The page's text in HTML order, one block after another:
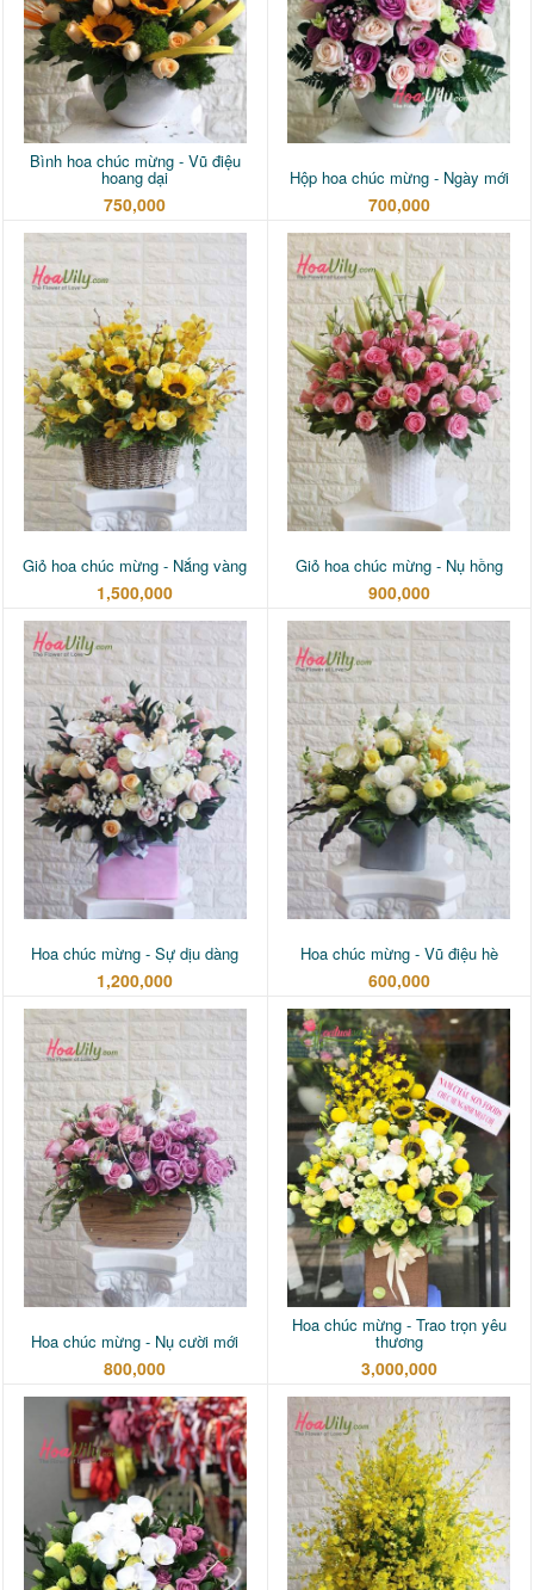
Bình hoa chúc mừng - Vũ điệu
hoang dại
750,000
Hộp hoa chúc mừng - Ngày mới
700,000
Giỏ hoa chúc mừng - Nắng vàng
1,500,000
Giỏ hoa chúc mừng - Nụ hồng
900,000
Hoa chúc mừng - Sự dịu dàng
1,200,000
Hoa chúc mừng - Vũ điệu hè
600,000
Hoa chúc mừng - Nụ cười mới
800,000
Hoa chúc mừng - Trao trọn yêu
thương
3,000,000